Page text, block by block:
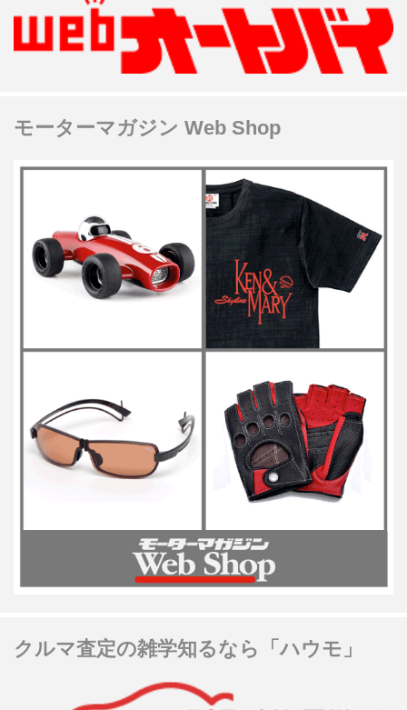
モーターマガジン Web Shop
クルマ査定の雑学知るなら「ハウモ」